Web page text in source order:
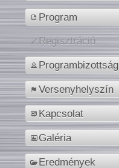
Program
Regisztráció
Programbizottság
Versenyhelyszín
Kapcsolat
Galéria
Eredmények